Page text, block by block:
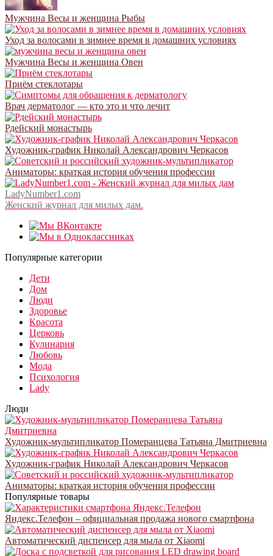
Мужчина Весы и женщина Рыбы
Уход за волосами в зимнее время в домашних условиях
Мужчина Весы и женщина Овен
Приём стеклотары
Врач дерматолог — кто это и что лечит
Рдейский монастырь
Художник-график Николай Александрович Черкасов
Аниматоры: краткая история обучения профессии
LadyNumber1.com
Женский журнал для милых дам.
Популярные категории
Дети
Дом
Люди
Здоровье
Красота
Церковь
Кулинария
Любовь
Мода
Психология
Lady
Люди
Художник-мультипликатор Померанцева Татьяна Дмитриевна
Художник-график Николай Александрович Черкасов
Аниматоры: краткая история обучения профессии
Популярные товары
Яндекс.Телефон – официальная продажа нового смартфона
Автоматический диспенсер для мыла от Xiaomi